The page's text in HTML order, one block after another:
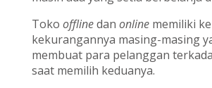
Toko offlinedan onlinememiliki
kekurangannya masing-masing
membuat para pelanggan
saat memilih keduanya.